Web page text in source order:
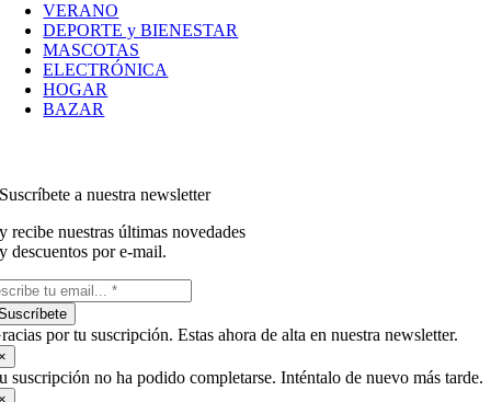
VERANO
DEPORTE y BIENESTAR
MASCOTAS
ELECTRÓNICA
HOGAR
BAZAR
Suscríbete a nuestra newsletter
y recibe nuestras últimas novedades
y descuentos por e-mail.
por tu suscripción. Estas ahora de alta en nuestra newsletter.
suscripción no ha podido completarse. Inténtalo de nuevo más tarde.